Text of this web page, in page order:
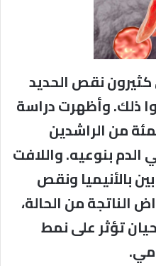
نقص الحديد
ذلك. وأظهرت دراسة
29 في المئة من الراشدين
بنوعيه. واللافت
بالأنيميا ونقص
الناتجة من الحالة،
تؤثر على نمط